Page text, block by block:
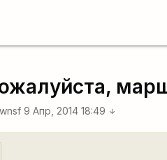
9 Апр, 2014 18:49 arrow_downward